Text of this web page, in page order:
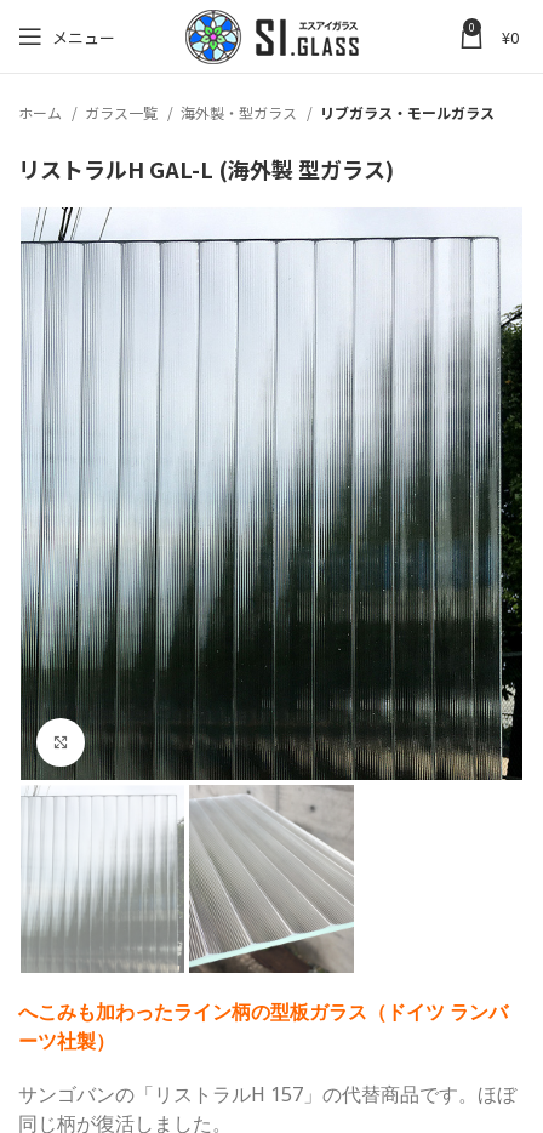
メニュー 0 ¥0
ホーム ガラス一覧 海外製・型ガラス リブガラス・モールガラス
リストラルH GAL-L (海外製 型ガラス)
クリックして拡大
へこみも加わったライン柄の型板ガラス（ドイツ ランバ
ーツ社製）
サンゴバンの「リストラルH 157」の代替商品です。ほぼ